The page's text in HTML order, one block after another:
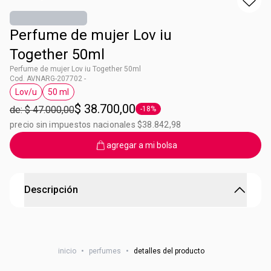
Perfume de mujer Lov iu
Together 50ml
Perfume de mujer Lov iu Together 50ml
Cod. AVNARG-207702 -
Etiqueta Lov/u
Lov/u
Etiqueta 50 ml
50 ml
de: $ 47.000,00$ 38.700,00 Etiqueta -18%
-18%
precio sin impuestos nacionales $38.842,98
agregar a mi bolsa
Descripción
inicio • perfumes • detalles del producto